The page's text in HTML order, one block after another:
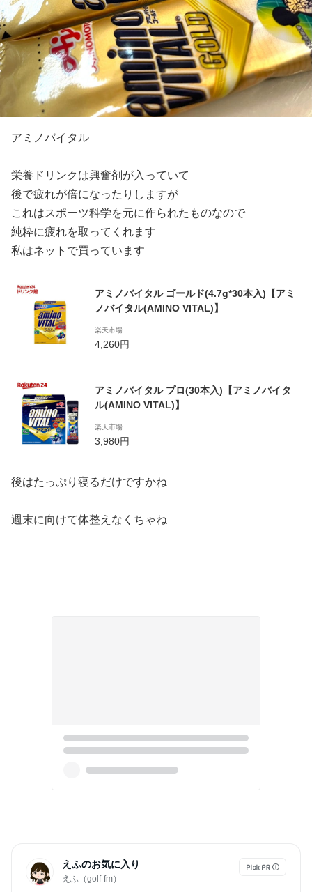
アミノバイタル
栄養ドリンクは興奮剤が入っていて
後で疲れが倍になったりしますが
これはスポーツ科学を元に作られたものなので
純粋に疲れを取ってくれます
私はネットで買っています
アミノバイタル ゴールド(4.7g*30本入)【アミ
ノバイタル(AMINO VITAL)】
楽天市場
4,260円
アミノバイタル プロ(30本入)【アミノバイタ
ル(AMINO VITAL)】
楽天市場
3,980円
後はたっぷり寝るだけですかね
週末に向けて体整えなくちゃね
えふのお気に入り
えふ（golf-fm）